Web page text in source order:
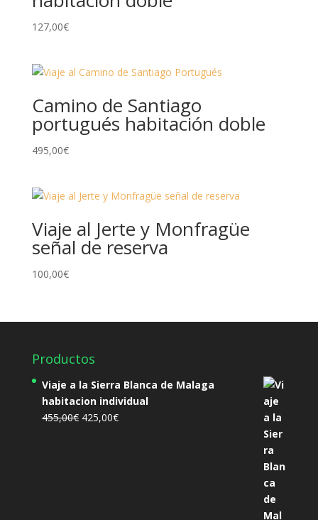
127,00€
Camino de Santiago
portugués habitación doble
495,00€
Viaje al Jerte y Monfragüe
señal de reserva
100,00€
Productos
Viaje a la Sierra Blanca de Malaga
habitacion individual
455,00€ El
425,00€El